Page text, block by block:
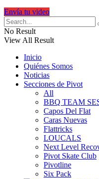
Envía tu video
No Result
View All Result
Inicio
Quiénes Somos
Noticias
Secciones de Pivot
All
BBQ TEAM
Capos Del Flat
Caras Nuevas
Flattricks
LOUCALS
Next Level
Pivot Skate Club
Pivotline
Six Pack